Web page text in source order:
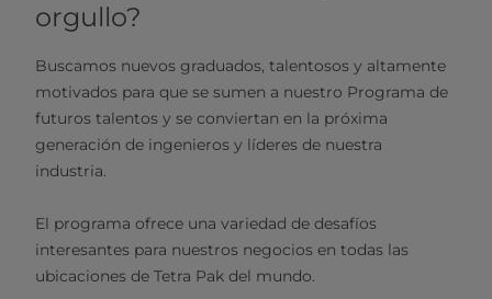
orgullo?
Buscamos nuevos graduados, talentosos y altamente
motivados para que se sumen a nuestro Programa de
futuros talentos y se conviertan en la próxima
generación de ingenieros y líderes de nuestra
industria.
El programa ofrece una variedad de desafíos
interesantes para nuestros negocios en todas las
ubicaciones de Tetra Pak del mundo.